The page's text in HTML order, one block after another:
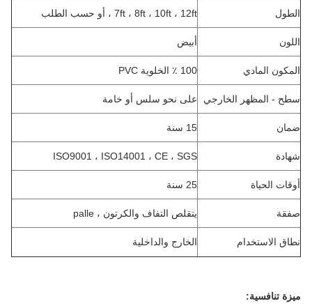
الطول 7ft ، 8ft ، 10ft ، 12ft ، أو حسب الطلب
اللون أبيض
المكون المادي 100 ٪ الخلوية PVC
سطح - المظهر الخارجي على نحو سلس أو خامة
ضمان 15 سنة
شهادة ISO9001 ، ISO14001 ، CE ، SGS
أوقات الحياة 25 سنة
صفقة يتقلص التفاف والكرتون ، palle
نطاق الاستخدام الخارج والداخلية
ميزة تنافسية: